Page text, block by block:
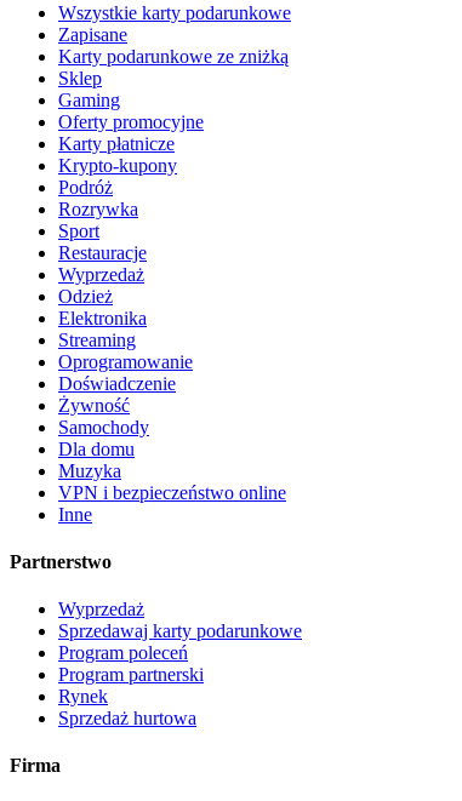
Wszystkie karty podarunkowe
Zapisane
Karty podarunkowe ze zniżką
Sklep
Gaming
Oferty promocyjne
Karty płatnicze
Krypto-kupony
Podróż
Rozrywka
Sport
Restauracje
Wyprzedaż
Odzież
Elektronika
Streaming
Oprogramowanie
Doświadczenie
Żywność
Samochody
Dla domu
Muzyka
VPN i bezpieczeństwo online
Inne
Partnerstwo
Wyprzedaż
Sprzedawaj karty podarunkowe
Program poleceń
Program partnerski
Rynek
Sprzedaż hurtowa
Firma